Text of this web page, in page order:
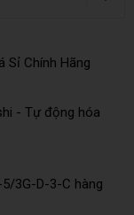
Sỉ Chính Hãng
- Tự động hóa
3G-D-3-C hàng